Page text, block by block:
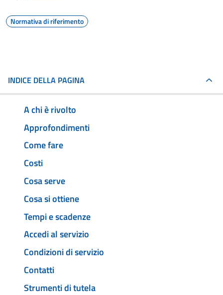
Normativa di riferimento
INDICE DELLA PAGINA
A chi è rivolto
Approfondimenti
Come fare
Costi
Cosa serve
Cosa si ottiene
Tempi e scadenze
Accedi al servizio
Condizioni di servizio
Contatti
Strumenti di tutela